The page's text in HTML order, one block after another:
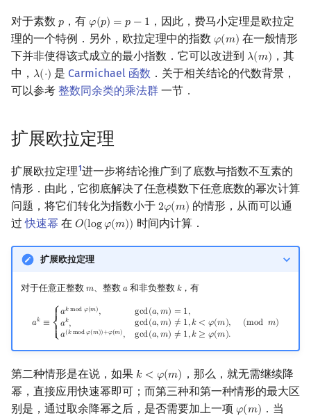
手指树
霍夫曼树
网络流
图的匹配
Prüfer 序列
最大团搜索算法
支配树
图上随机游走
对于素数 𝑝
p ，有𝜑(𝑝) = 𝑝 − 1
φ(p) =p −1
，因此，费马小定理是欧拉定
理的一个特例．另外，欧拉定理中的指数 𝜑(𝑚)
φ(m) 在一般情形
下并非使得该式成立的最小指数．它可以改进到 𝜆(𝑚)
λ(m) ，其
中， 𝜆(⋅)
λ(⋅) 是 Carmichael 函数 ．关于相关结论的代数背景，
可以参考 整数同余类的乘法群 一节．
扩展欧拉定理
扩展欧拉定理1进一步将结论推广到了底数与指数不互素的
情形．由此，它彻底解决了任意模数下任意底数的幂次计算
问题，将它们转化为指数小于 2𝜑(𝑚)
2φ(m) 的情形，从而可以通
过快速幂 在 𝑂(log𝜑(𝑚))
O(logφ(m)) 时间内计算．
扩展欧拉定理
对于任意正整数 𝑚
m、整数 𝑎
a和非负整数 𝑘
k，有
𝑎𝑘 ≡
⎧
{
{
⎨
{
{
⎩
𝑎𝑘mod 𝜑(𝑚), gcd(𝑎,𝑚) = 1,
𝑎𝑘, gcd(𝑎,𝑚) ≠ 1,𝑘 < 𝜑(𝑚),
𝑎(𝑘mod𝜑(𝑚))+𝜑(𝑚), gcd(𝑎,𝑚) ≠ 1,𝑘 ≥ 𝜑(𝑚).
(mod 𝑚)
modφ(m ),gcd ak,gcd (a,m)≠ 1 ,
第二种情形是在说，如果 𝑘 < 𝜑(𝑚)
k <φ (m)
，那么，就无需继续降
幂，直接应用快速幂即可；而第三种和第一种情形的最大区
别是，通过取余降幂之后，是否需要加上一项 𝜑(𝑚)
φ(m) ．当